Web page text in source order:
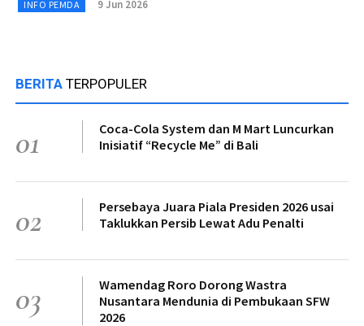
INFO PEMDA 9 Jun 2026
BERITA TERPOPULER
01
Coca-Cola System dan M Mart Luncurkan
Inisiatif “Recycle Me” di Bali
02
Persebaya Juara Piala Presiden 2026 usai
Taklukkan Persib Lewat Adu Penalti
03
Wamendag Roro Dorong Wastra
Nusantara Mendunia di Pembukaan SFW
2026